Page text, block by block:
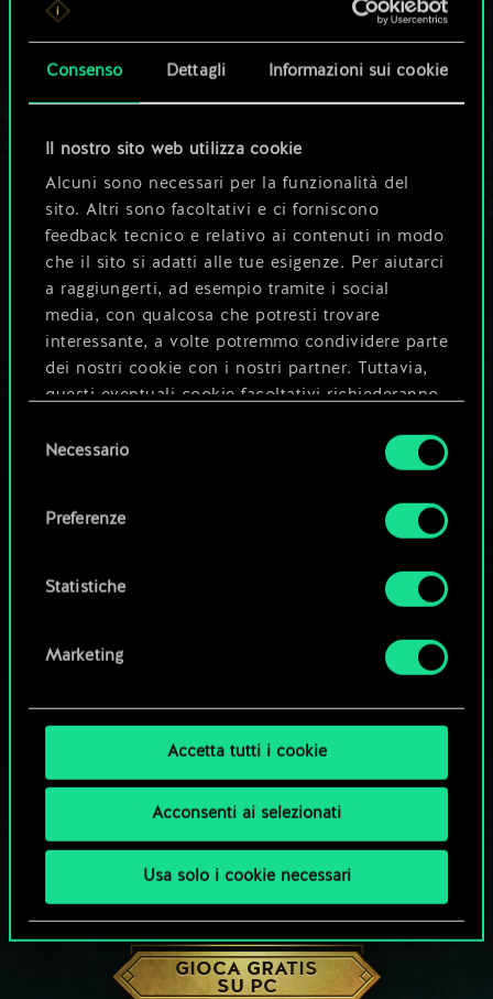
Consenso Dettagli Informazioni sui cookie
Il nostro sito web utilizza cookie
Alcuni sono necessari per la funzionalità del
sito. Altri sono facoltativi e ci forniscono
feedback tecnico e relativo ai contenuti in modo
che il sito si adatti alle tue esigenze. Per aiutarci
a raggiungerti, ad esempio tramite i social
media, con qualcosa che potresti trovare
interessante, a volte potremmo condividere parte
dei nostri cookie con i nostri partner. Tuttavia,
questi eventuali cookie facoltativi richiederanno
Tutti i dettagli su come utilizziamo i cookie e su
disponibili nel menu "Impostazioni" qui sotto.
delNecessario
Preferenze
Statistiche
Marketing
Accetta tutti i cookie
Acconsenti ai selezionati
Usa solo i cookie necessari
condiviso.
molto altro!
Dai un nome al mazzo e crea una
guida
Modifica mazzo
CHE NE DICI DI UNA PARTITA A GWENT?
GIOCA GRATIS
SU PC